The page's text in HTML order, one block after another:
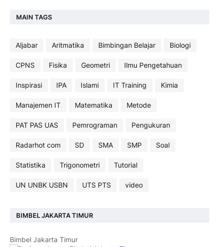
MAIN TAGS
Aljabar Aritmatika Bimbingan Belajar Biologi
CPNS Fisika Geometri Ilmu Pengetahuan
Inspirasi IPA Islami IT Training Kimia
Manajemen IT Matematika Metode
PAT PAS UAS Pemrograman Pengukuran
Radarhot com SD SMA SMP Soal
Statistika Trigonometri Tutorial
UN UNBK USBN UTS PTS video
BIMBEL JAKARTA TIMUR
Bimbel Jakarta Timur